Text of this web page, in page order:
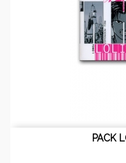
PACK